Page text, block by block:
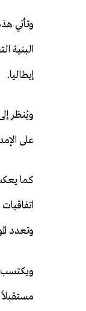
وتأتي
البنية
إيطاليا.
ويُنظر
على
كما
وتعدد
ويكتسب